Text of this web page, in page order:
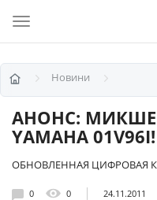
Новини
АНОНС:
YAMAHA 01V96I!
ОБНОВЛЕННАЯ ЦИФРОВАЯ
0 0 24.11.2011